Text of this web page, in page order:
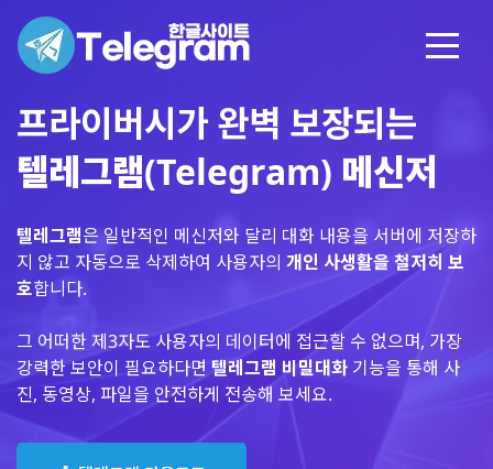
프라이버시가 완벽 보장되는
텔레그램(Telegram) 메신저
텔레그램은 일반적인 메신저와 달리 대화 내용을 서버에 저장하
지 않고 자동으로 삭제하여 사용자의 개인 사생활을 철저히 보
호합니다.
그 어떠한 제3자도 사용자의 데이터에 접근할 수 없으며, 가장
강력한 보안이 필요하다면 텔레그램 비밀대화 기능을 통해 사
진, 동영상, 파일을 안전하게 전송해 보세요.